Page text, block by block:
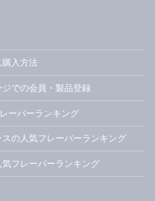
入方法
での会員・製品登録
ーバーランキング
の人気フレーバーランキング
フレーバーランキング